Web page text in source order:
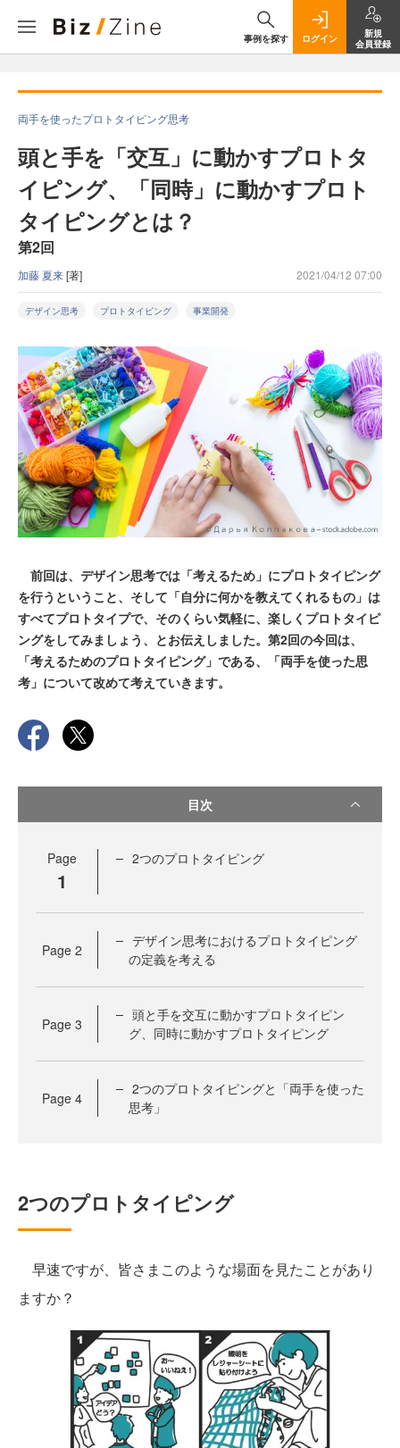
事例を探す ログイン
新規
会員登録
両手を使ったプロトタイピング思考
頭と手を「交互」に動かすプロトタ
イピング、「同時」に動かすプロト
タイピングとは？
第2回
加藤 夏来[著] 2021/04/12 07:00
デザイン思考 プロトタイピング 事業開発
前回は、デザイン思考では「考えるため」にプロトタイピング
を行うということ、そして「自分に何かを教えてくれるもの」は
すべてプロトタイプで、そのくらい気軽に、楽しくプロトタイピ
ングをしてみましょう、とお伝えしました。第2回の今回は、
「考えるためのプロトタイピング」である、「両手を使った思
考」について改めて考えていきます。
目次
Page
1
2つのプロトタイピング
Page 2
デザイン思考におけるプロトタイピング
の定義を考える
Page 3
頭と手を交互に動かすプロトタイピン
グ、同時に動かすプロトタイピング
Page 4
2つのプロトタイピングと「両手を使った
思考」
2つのプロトタイピング
早速ですが、皆さまこのような場面を見たことがあり
ますか？